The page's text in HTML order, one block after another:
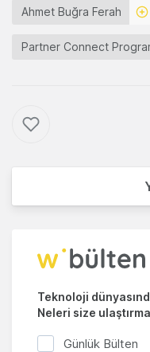
Ahmet Buğra Ferah
Partner Connect
Teknoloji
Neleri size
Günlük Bülten